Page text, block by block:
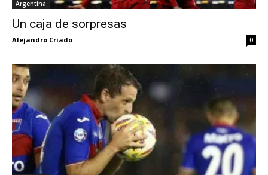
Argentina
Un caja de sorpresas
Alejandro Criado 0